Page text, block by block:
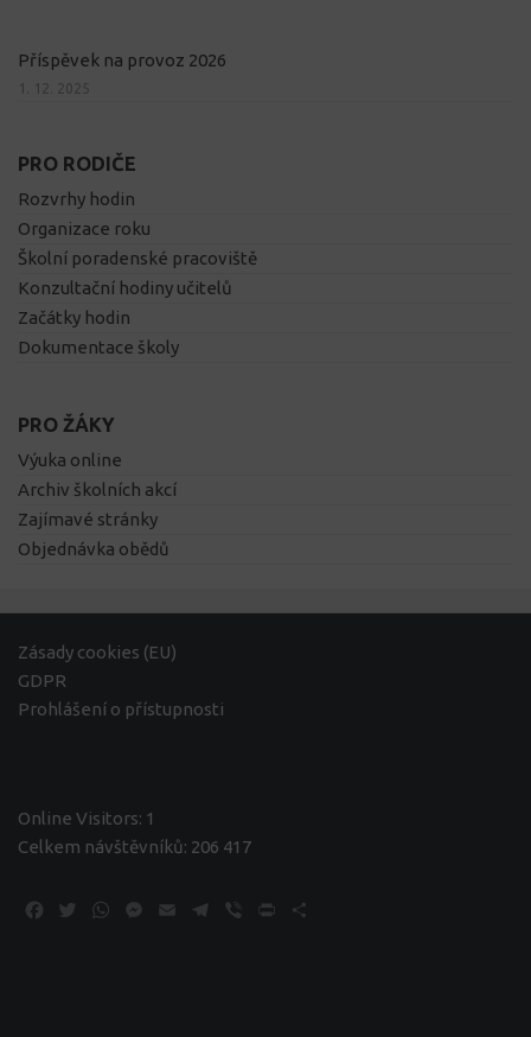
Příspěvek na provoz 2026
1. 12. 2025
PRO RODIČE
Rozvrhy hodin
Organizace roku
Školní poradenské pracoviště
Konzultační hodiny učitelů
Začátky hodin
Dokumentace školy
PRO ŽÁKY
Výuka online
Archiv školních akcí
Zajímavé stránky
Objednávka obědů
Zásady cookies (EU)
GDPR
Prohlášení o přístupnosti
Online Visitors: 1
Celkem návštěvníků: 206 417
Facebook
TwitterWhatsApp
Messenger
Email Telegram
Viber Print